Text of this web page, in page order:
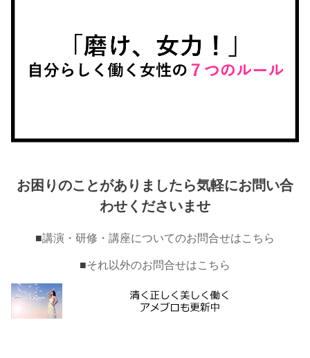
お困りのことがありましたら気軽にお問い合
わせくださいませ
■講演・研修・講座についてのお問合せはこちら
■それ以外のお問合せはこちら